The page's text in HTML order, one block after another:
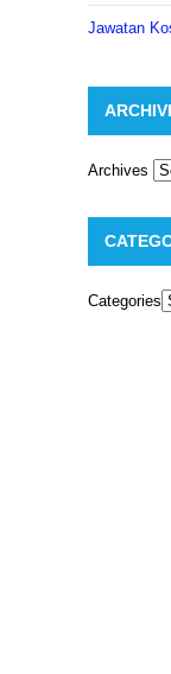
Jawatan
Archives
Categories